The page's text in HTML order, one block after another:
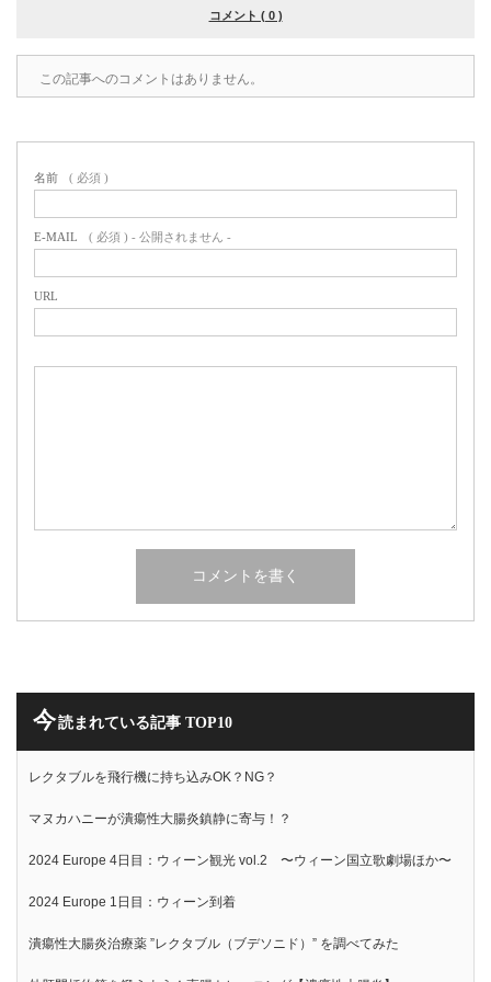
コメント ( 0 )
この記事へのコメントはありません。
名前 ( 必須 )
E-MAIL ( 必須 ) - 公開されません -
URL
今読まれている記事 TOP10
レクタブルを飛行機に持ち込みOK？NG？
マヌカハニーが潰瘍性大腸炎鎮静に寄与！？
2024 Europe 4日目：ウィーン観光 vol.2 〜ウィーン国立歌劇場ほか〜
2024 Europe 1日目：ウィーン到着
潰瘍性大腸炎治療薬 ”レクタブル（ブデソニド）” を調べてみた